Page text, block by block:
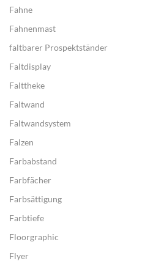
Fahne
Fahnenmast
faltbarer Prospektständer
Faltdisplay
Falttheke
Faltwand
Faltwandsystem
Falzen
Farbabstand
Farbfächer
Farbsättigung
Farbtiefe
Floorgraphic
Flyer